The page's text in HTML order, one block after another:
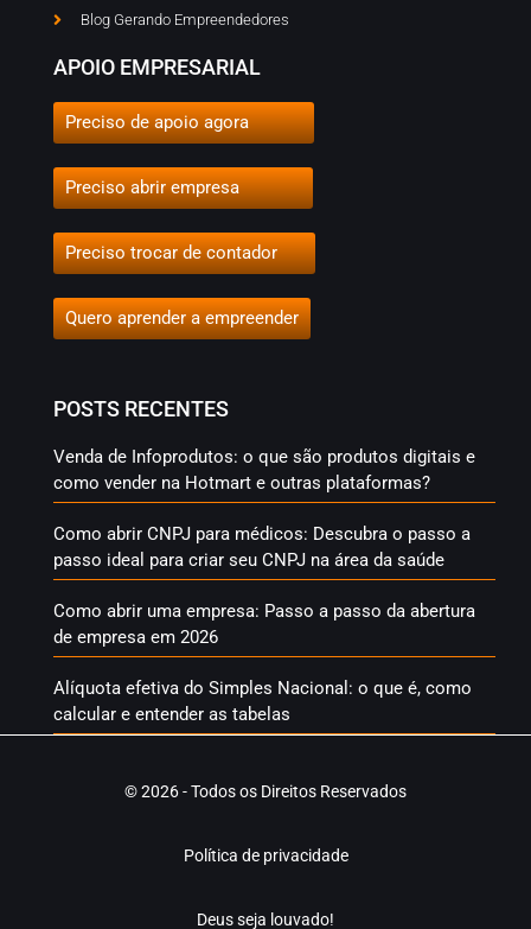
Blog Gerando Empreendedores
APOIO EMPRESARIAL
Preciso de apoio agora
Preciso abrir empresa
Preciso trocar de contador
Quero aprender a empreender
POSTS RECENTES
Venda de Infoprodutos: o que são produtos digitais e
como vender na Hotmart e outras plataformas?
Como abrir CNPJ para médicos: Descubra o passo a
passo ideal para criar seu CNPJ na área da saúde
Como abrir uma empresa: Passo a passo da abertura
de empresa em 2026
Alíquota efetiva do Simples Nacional: o que é, como
calcular e entender as tabelas
© 2026 - Todos os Direitos Reservados
Política de privacidade
Deus seja louvado!